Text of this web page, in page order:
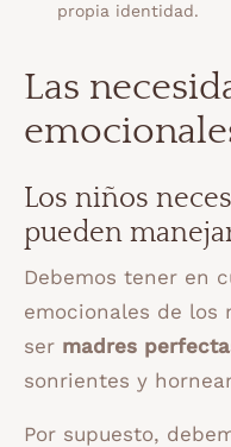
propia identidad.
Las
Los niños
pueden
Debemos tener en
emocionales de los
ser madres
sonrientes y
Por supuesto,